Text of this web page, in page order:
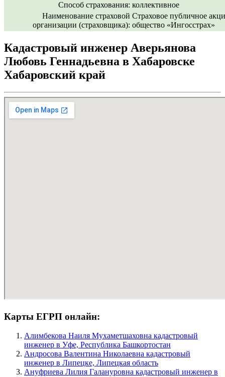
Способ страхования: коллективное
Наименование страховой
организации (страховщика):
Страховое публичное
общество «Ингосстрах»
Кадастровый инженер Аверьянова
Любовь Геннадьевна в Хабаровске
Хабаровский край
Карты ЕГРП онлайн:
Алимбекова Наиля Мухаметшаховна кадастровый
инженер в Уфе, Республика Башкортостан
Андросова Валентина Николаевна кадастровый
инженер в Липецке, Липецкая область
Ануфриева Лилия Галануровна кадастровый инженер в